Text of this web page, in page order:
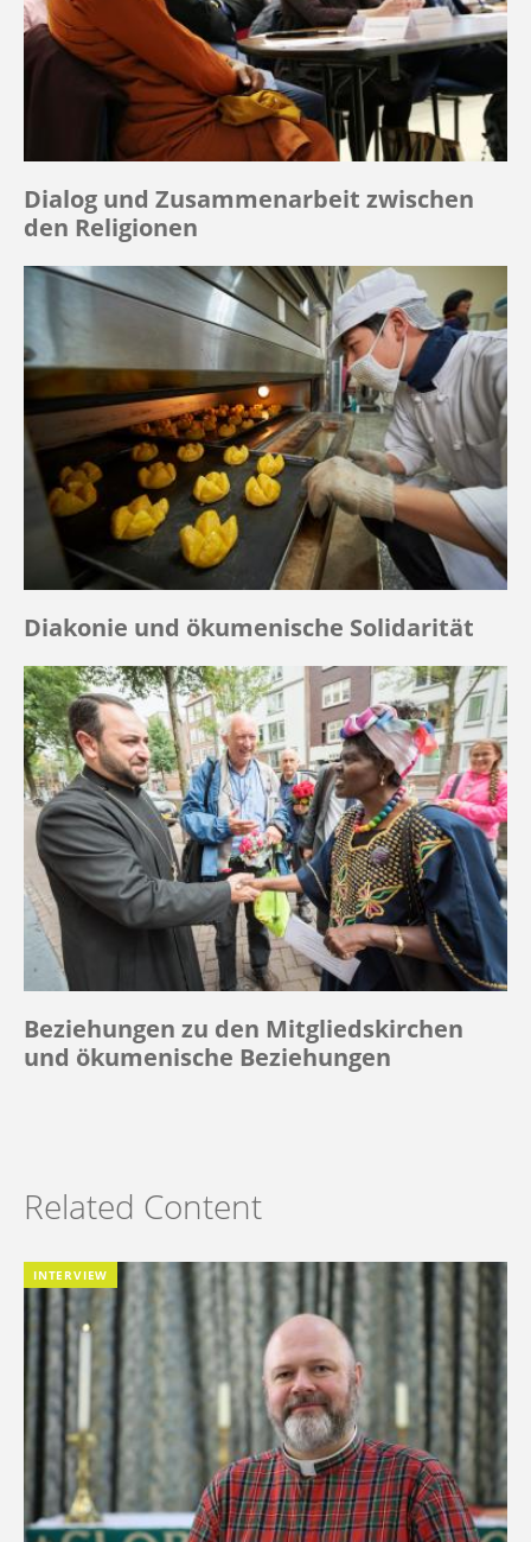
Dialog und Zusammenarbeit zwischen
den Religionen
Diakonie und ökumenische Solidarität
Beziehungen zu den Mitgliedskirchen
und ökumenische Beziehungen
Related Content
INTERVIEW